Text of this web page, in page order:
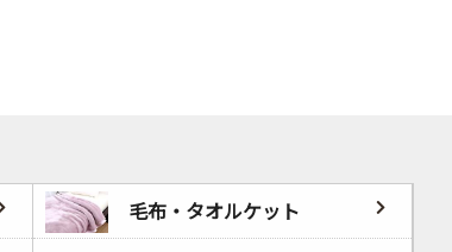
毛布・タオルケット